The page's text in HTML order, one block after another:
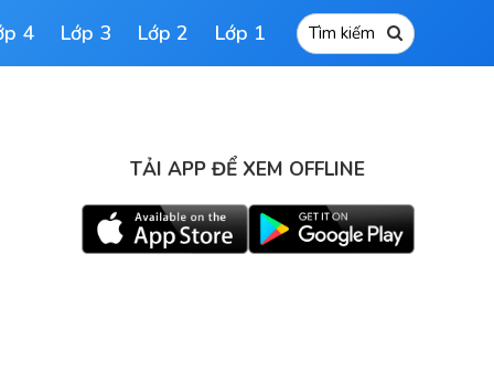
4 Lớp 3 Lớp 2 Lớp 1
TẢI APP ĐỂ XEM OFFLINE